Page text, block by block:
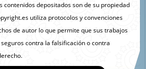
contenidos depositados son de su propiedad
utiliza protocolos y convenciones
de autor lo que permite que sus trabajos
contra la falsificación o contra